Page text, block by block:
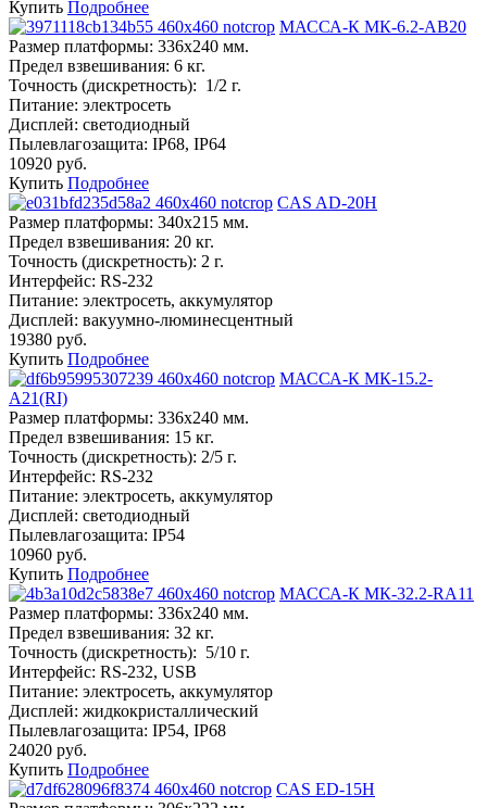
Купить Подробнее
МАССА-К МК-6.2-AB20
Размер платформы: 336х240 мм.
Предел взвешивания: 6 кг.
Точность (дискретность): 1/2 г.
Питание: электросеть
Дисплей: светодиодный
Пылевлагозащита: IP68, IP64
10920 руб.
Купить Подробнее
CAS AD-20H
Размер платформы: 340х215 мм.
Предел взвешивания: 20 кг.
Точность (дискретность): 2 г.
Интерфейс: RS-232
Питание: электросеть, аккумулятор
Дисплей: вакуумно-люминесцентный
19380 руб.
Купить Подробнее
МАССА-К МК-15.2-
А21(RI)
Размер платформы: 336х240 мм.
Предел взвешивания: 15 кг.
Точность (дискретность): 2/5 г.
Интерфейс: RS-232
Питание: электросеть, аккумулятор
Дисплей: светодиодный
Пылевлагозащита: IP54
10960 руб.
Купить Подробнее
МАССА-К МК-32.2-RA11
Размер платформы: 336х240 мм.
Предел взвешивания: 32 кг.
Точность (дискретность): 5/10 г.
Интерфейс: RS-232, USB
Питание: электросеть, аккумулятор
Дисплей: жидкокристаллический
Пылевлагозащита: IP54, IP68
24020 руб.
Купить Подробнее
CAS ED-15H